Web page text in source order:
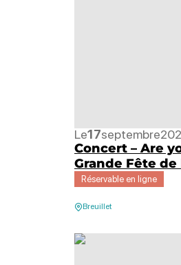
Concert – Are
Grande Fête
Réservable en ligne
Le17septembre
Breuillet
Concert – Mama